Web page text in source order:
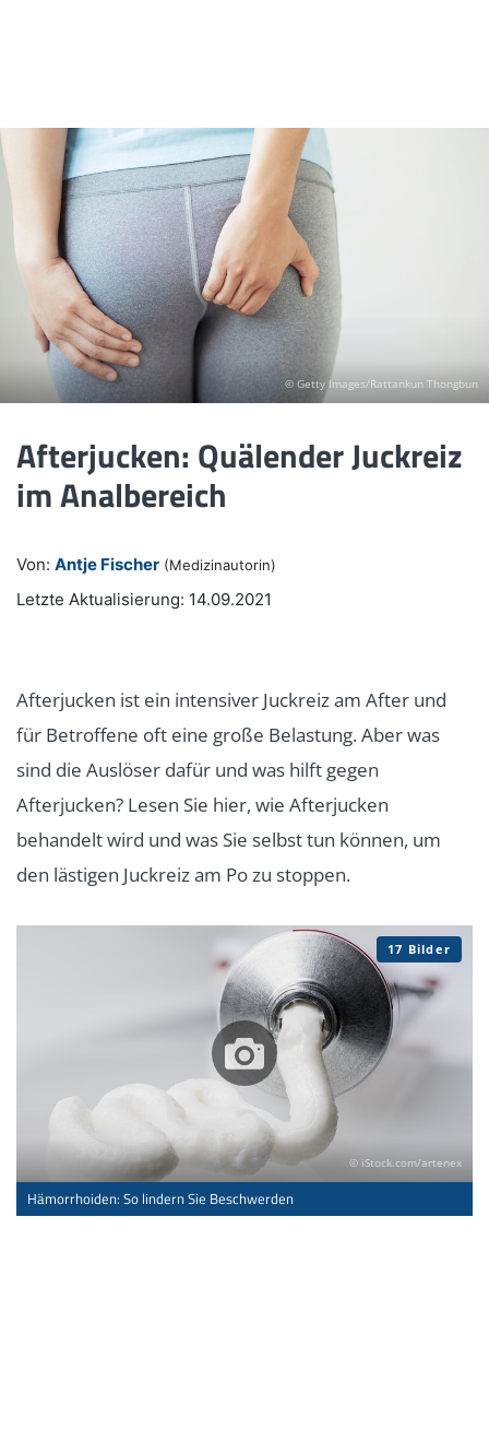
© Getty Images/Rattankun Thongbun
Afterjucken: Quälender Juckreiz
im Analbereich
Von: Antje Fischer (Medizinautorin)
Letzte Aktualisierung: 14.09.2021
Afterjucken ist ein intensiver Juckreiz am After und
für Betroffene oft eine große Belastung. Aber was
sind die Auslöser dafür und was hilft gegen
Afterjucken? Lesen Sie hier, wie Afterjucken
behandelt wird und was Sie selbst tun können, um
den lästigen Juckreiz am Po zu stoppen.
© iStock.com/artenex
Hämorrhoiden: So lindern Sie Beschwerden
17 Bilder